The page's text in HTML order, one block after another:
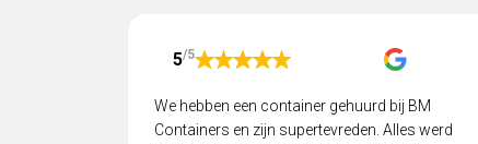
5/5
We hebben een container gehuurd bij BM
Containers en zijn supertevreden. Alles werd